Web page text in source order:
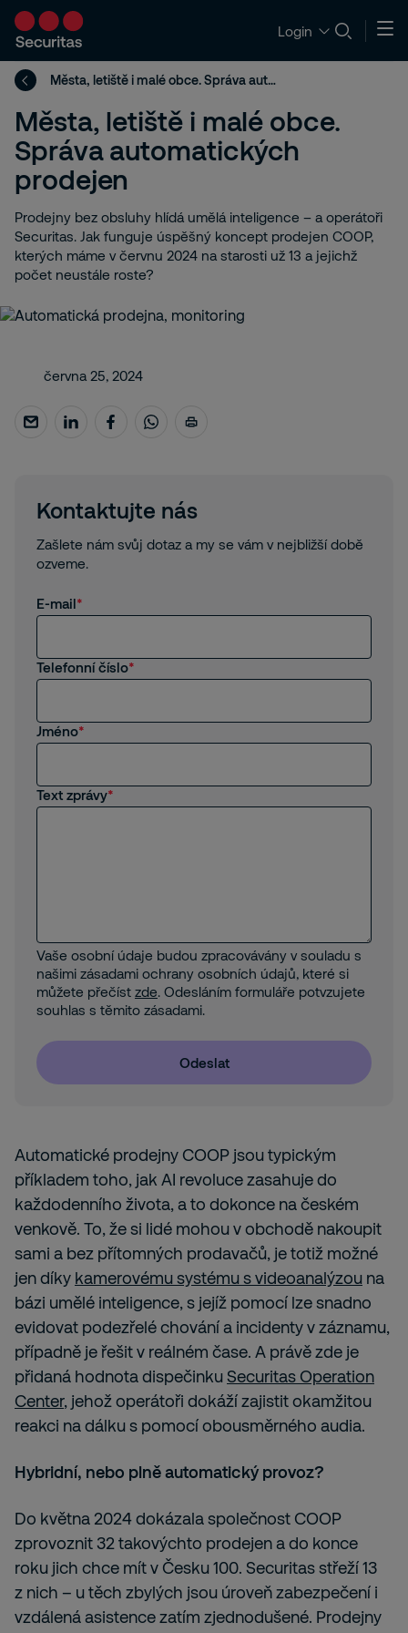
Login
Města, letiště i malé obce. Správa automatických prodejen
Města, letiště i malé obce.
Správa automatických
prodejen
Prodejny bez obsluhy hlídá umělá inteligence – a operátoři
Securitas. Jak funguje úspěšný koncept prodejen COOP,
kterých máme v červnu 2024 na starosti už 13 a jejichž
počet neustále roste?
Automatické prodejny COOP jsou typickým
příkladem toho, jak AI revoluce zasahuje do
každodenního života, a to dokonce na českém
venkově. To, že si lidé mohou v obchodě nakoupit
sami a bez přítomných prodavačů, je totiž možné
jen díky kamerovému systému s videoanalýzou na
bázi umělé inteligence, s jejíž pomocí lze snadno
evidovat podezřelé chování a incidenty v záznamu,
případně je řešit v reálném čase. A právě zde je
přidaná hodnota dispečinkuSecuritas Operation
Center, jehož operátoři dokáží zajistit okamžitou
reakci na dálku s pomocí obousměrného audia.
Hybridní, nebo plně automatický provoz?
Do května 2024 dokázala společnost COOP
zprovoznit 32 takovýchto prodejen a do konce
roku jich chce mít v Česku 100. Securitas střeží 13
z nich – u těch zbylých jsou úroveň zabezpečení i
vzdálená asistence zatím zjednodušené. Prodejny
června 25, 2024
Kontaktujte nás
Zašlete nám svůj dotaz a my se vám v nejbližší době
ozveme.
E-mail
Telefonní číslo
Jméno
Text zprávy
Vaše osobní údaje budou zpracovávány v souladu s
našimi zásadami ochrany osobních údajů, které si
můžete přečíst zde. Odesláním formuláře potvzujete
souhlas s těmito zásadami.
Odeslat